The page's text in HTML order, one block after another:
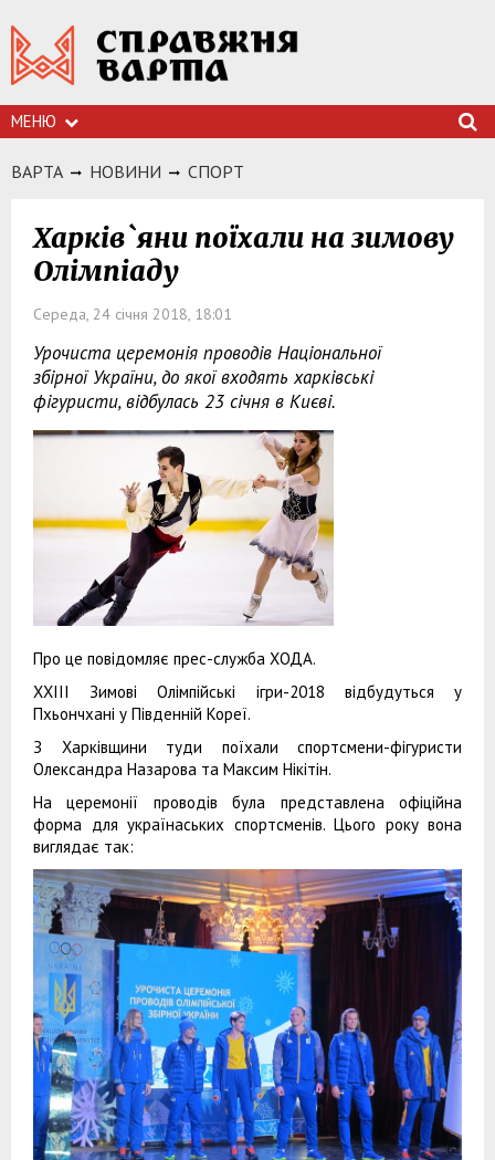
МЕНЮ
ВАРТА НОВИНИ СПОРТ
Харків`яни поїхали на зимову
Олімпіаду
Середа, 24 січня 2018, 18:01
Урочиста церемонія проводів Національної
збірної України, до якої входять харківські
фігуристи, відбулась 23 січня в Києві.
Про це повідомляє прес-служба ХОДА.
XXІІI Зимові Олімпійські ігри-2018 відбудуться у
Пхьончхані у Південній Кореї.
З Харківщини туди поїхали спортсмени-фігуристи
Олександра Назарова та Максим Нікітін.
На церемонії проводів була представлена офіційна
форма для українаських спортсменів. Цього року вона
виглядає так: